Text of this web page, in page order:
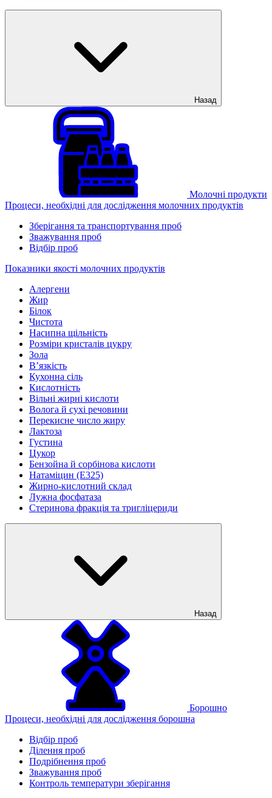
Назад
Молочні продукти
Процеси, необхідні для дослідження молочних продуктів
Зберігання та транспортування проб
Зважування проб
Відбір проб
Показники якості молочних продуктів
Алергени
Жир
Білок
Чистота
Насипна щільність
Розміри кристалів цукру
Зола
В’язкість
Кухонна сіль
Кислотність
Вільні жирні кислоти
Волога й сухі речовини
Перекисне число жиру
Лактоза
Густина
Цукор
Бензойна й сорбінова кислоти
Натаміцин (Е325)
Жирно-кислотний склад
Лужна фосфатаза
Стеринова фракція та тригліцериди
Назад
Борошно
Процеси, необхідні для дослідження борошна
Відбір проб
Ділення проб
Подрібнення проб
Зважування проб
Контроль температури зберігання